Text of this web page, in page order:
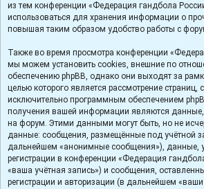
из тем конференции «Федерация гандбола
использоваться для хранения информации о
повышая таким образом удобство работы с
Также во время просмотра конференции
мы можем установить cookies, внешние по
обеспечению phpBB, однако они выходят за
целью которого является рассмотрение страниц,
исключительно программным обеспечением
получения вашей информации являются данные,
на форум. Этими данными могут быть, но не
данные: сообщения, размещённые под учётной
дальнейшем «анонимные сообщения»), данные,
регистрации в конференции «Федерация
«ваша учётная запись») и сообщения,
регистрации и авторизации (в дальнейшем